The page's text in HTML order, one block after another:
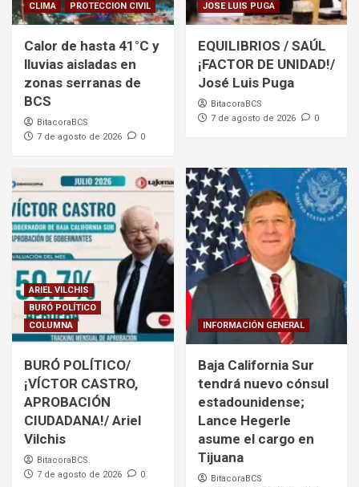
CLIMA PROTECCION CIVIL
Calor de hasta 41°C y
lluvias aisladas en
zonas serranas de
BCS
BitacoraBCS
7 de agosto de 2026
0
JOSE LUIS PUGA
EQUILIBRIOS / SAÚL
¡FACTOR DE UNIDAD!/
José Luis Puga
BitacoraBCS
7 de agosto de 2026
0
ARIEL VILCHIS
BURÓ POLÍTICO
COLUMNA
BURÓ POLÍTICO/
¡VÍCTOR CASTRO,
APROBACIÓN
CIUDADANA!/ Ariel
Vilchis
BitacoraBCS
7 de agosto de 2026
0
INFORMACIÓN GENERAL
Baja California Sur
tendrá nuevo cónsul
estadounidense;
Lance Hegerle
asume el cargo en
Tijuana
BitacoraBCS